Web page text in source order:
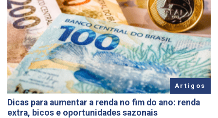
Artigos
Dicas para aumentar a renda no fim do ano: renda
extra, bicos e oportunidades sazonais